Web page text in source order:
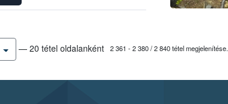
— 20 tétel oldalanként 2 361 - 2 380 / 2 840 tétel megjelenítése.